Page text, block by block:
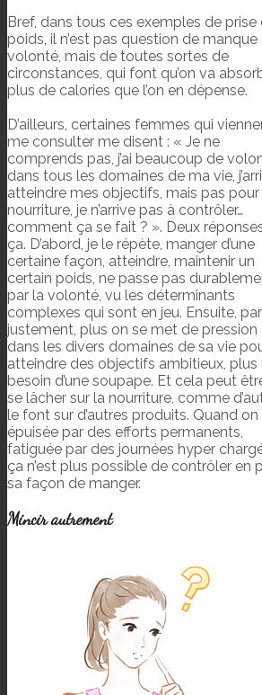
Bref, dans tous ces exemples de prise
poids, il n’est pas question de manque
volonté, mais de toutes sortes de
circonstances, qui font qu’on va
plus de calories que l’on en dépense.
D’ailleurs, certaines femmes qui
me consulter me disent : « Je ne
comprends pas, j’ai beaucoup de
dans tous les domaines de ma vie,
atteindre mes objectifs, mais pas pour
nourriture, je n’arrive pas à contrôler…
comment ça se fait ? ». Deux
ça. D’abord, je le répète, manger d’une
certaine façon, atteindre, maintenir un
certain poids, ne passe pas
par la volonté, vu les déterminants
complexes qui sont en jeu. Ensuite,
justement, plus on se met de pression
dans les divers domaines de sa vie
atteindre des objectifs ambitieux, plus
besoin d’une soupape. Et cela peut
se lâcher sur la nourriture, comme
le font sur d’autres produits. Quand
épuisée par des efforts permanents,
fatiguée par des journées hyper
ça n’est plus possible de contrôler en
sa façon de manger.
Mincir autrement